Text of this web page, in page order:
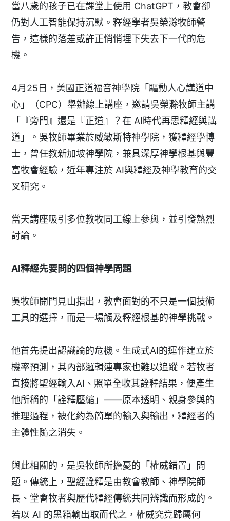
當八歲的孩子已在課堂上使用 ChatGPT，教會卻
仍對人工智能保持沉默。釋經學者吳榮滁牧師警
告，這樣的落差或許正悄悄埋下失去下一代的危
機。
4月25日，美國正道福音神學院「驅動人心講道中
心」（CPC）舉辦線上講座，邀請吳榮滁牧師主講
「『旁門』還是『正道』？在 AI時代再思釋經與講
道」。吳牧師畢業於威敏斯特神學院，獲釋經學博
士，曾任教新加坡神學院，兼具深厚神學根基與豐
富牧會經驗，近年專注於 AI與釋經及神學教育的交
叉研究。
當天講座吸引多位教牧同工線上參與，並引發熱烈
討論。
AI釋經先要問的四個神學問題
吳牧師開門見山指出，教會面對的不只是一個技術
工具的選擇，而是一場觸及釋經根基的神學挑戰。
他首先提出認識論的危機。生成式AI的運作建立於
機率預測，其內部邏輯連專家也難以追蹤。若牧者
直接將聖經輸入AI、照單全收其詮釋結果，便產生
他所稱的「詮釋壓縮」——原本透明、親身參與的
推理過程，被化約為簡單的輸入與輸出，釋經者的
主體性隨之消失。
與此相關的，是吳牧師所擔憂的「權威錯置」問
題。傳統上，聖經詮釋是由教會教師、神學院師
長、堂會牧者與歷代釋經傳統共同辨識而形成的。
若以 AI 的黑箱輸出取而代之，權威究竟歸屬何